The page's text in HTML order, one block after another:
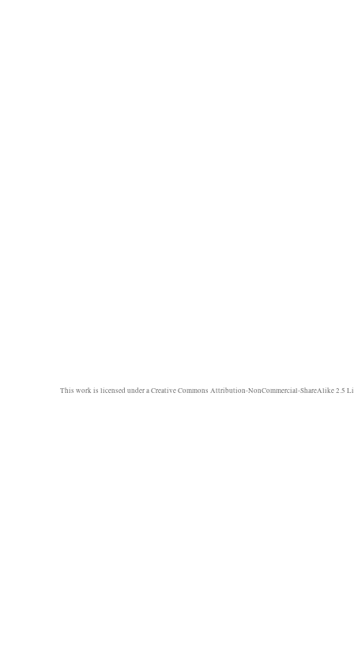
This work is licensed under aCreative Commons Attribution-NonCommercial-ShareAlike 2.5